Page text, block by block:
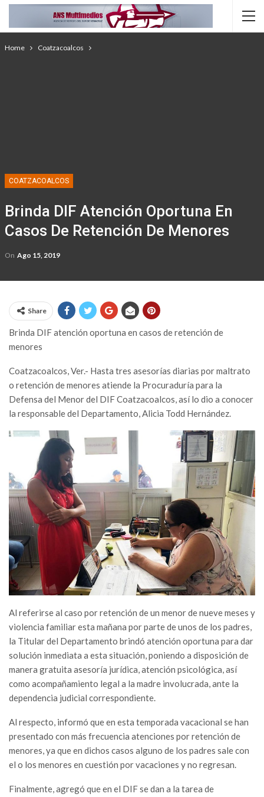
Home Coatzacoalcos
COATZACOALCOS
Brinda DIF Atención Oportuna En
Casos De Retención De Menores
On Ago 15, 2019
Share
Brinda DIF atención oportuna en casos de retención de
menores
Coatzacoalcos, Ver.- Hasta tres asesorías diarias por maltrato
o retención de menores atiende la Procuraduría para la
Defensa del Menor del DIF Coatzacoalcos, así lo dio a conocer
la responsable del Departamento, Alicia Todd Hernández.
Al referirse al caso por retención de un menor de nueve meses y
violencia familiar esta mañana por parte de unos de los padres,
la Titular del Departamento brindó atención oportuna para dar
solución inmediata a esta situación, poniendo a disposición de
manera gratuita asesoría jurídica, atención psicológica, así
como acompañamiento legal a la madre involucrada, ante la
dependencia judicial correspondiente.
Al respecto, informó que en esta temporada vacacional se han
presentado con más frecuencia atenciones por retención de
menores, ya que en dichos casos alguno de los padres sale con
el o los menores en cuestión por vacaciones y no regresan.
Finalmente, agregó que en el DIF se dan a la tarea de